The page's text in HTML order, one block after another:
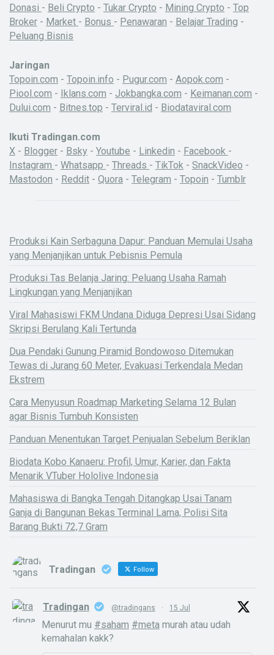
Donasi - Beli Crypto - Tukar Crypto - Mining Crypto - Top
Broker - Market - Bonus - Penawaran - Belajar Trading -
Peluang Bisnis
Jaringan
Topoin.com - Topoin.info - Pugur.com - Aopok.com -
Piool.com - Iklans.com - Jokbangka.com - Keimanan.com -
Dului.com - Bitnes.top - Terviral.id - Biodataviral.com
Ikuti Tradingan.com
X - Blogger - Bsky - Youtube - Linkedin - Facebook -
Instagram - Whatsapp - Threads - TikTok - SnackVideo -
Mastodon - Reddit - Quora - Telegram - Topoin - Tumblr
Produksi Kain Serbaguna Dapur: Panduan Memulai Usaha
yang Menjanjikan untuk Pebisnis Pemula
Produksi Tas Belanja Jaring: Peluang Usaha Ramah
Lingkungan yang Menjanjikan
Viral Mahasiswi FKM Undana Diduga Depresi Usai Sidang
Skripsi Berulang Kali Tertunda
Dua Pendaki Gunung Piramid Bondowoso Ditemukan
Tewas di Jurang 60 Meter, Evakuasi Terkendala Medan
Ekstrem
Cara Menyusun Roadmap Marketing Selama 12 Bulan
agar Bisnis Tumbuh Konsisten
Panduan Menentukan Target Penjualan Sebelum Beriklan
Biodata Kobo Kanaeru: Profil, Umur, Karier, dan Fakta
Menarik VTuber Hololive Indonesia
Mahasiswa di Bangka Tengah Ditangkap Usai Tanam
Ganja di Bangunan Bekas Terminal Lama, Polisi Sita
Barang Bukti 72,7 Gram
Tradingan Follow
Tradingan @tradingans · 15 Jul
Menurut mu #saham #meta murah atau udah
kemahalan kakk?